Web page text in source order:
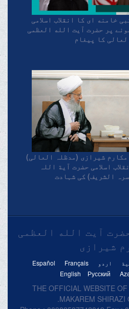
خامنه ای کا انقلاب اسلامی
پر حضرت آیت الله العظمی
کا پیغام
شیرازی (مدظلہ العالی)
اسلامی حضرت آیة اللہ
الشریف) کی شہادت
آیت الله العظمی
شیرازی
اردو Français
Español
Русский
English
THE OFFICIAL WEBSITE OF
MAKAREM SHIRAZI